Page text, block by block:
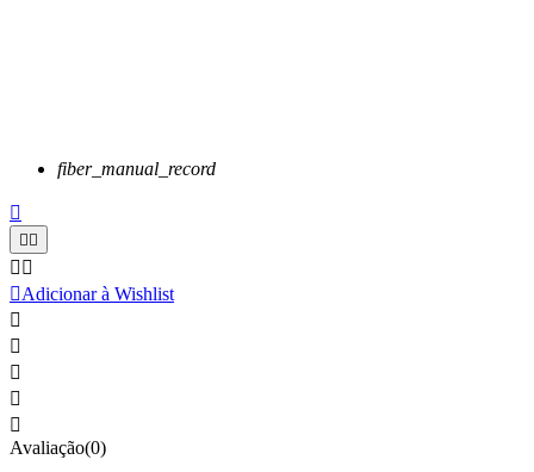
fiber_manual_record

 
 
Adicionar à Wishlist





Avaliação(0)